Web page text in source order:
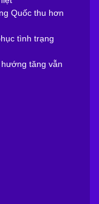
Quốc thu hơn
tình trạng
tăng vẫn